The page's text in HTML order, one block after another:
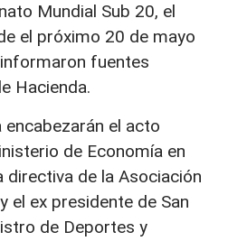
Mundial Sub 20, el
el próximo 20 de mayo
fuentes
Hacienda.
encabezarán el acto
de Economía en
directiva de la Asociación
el ex presidente de San
de Deportes y